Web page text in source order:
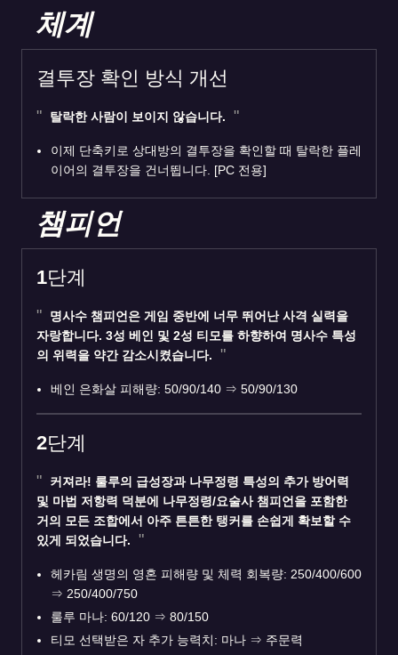
체계
결투장 확인 방식 개선
탈락한 사람이 보이지 않습니다.
이제 단축키로 상대방의 결투장을 확인할 때 탈락한 플레
이어의 결투장을 건너뜁니다. [PC 전용]
챔피언
1단계
명사수 챔피언은 게임 중반에 너무 뛰어난 사격 실력을
자랑합니다. 3성 베인 및 2성 티모를 하향하여 명사수 특성
의 위력을 약간 감소시켰습니다.
베인 은화살 피해량: 50/90/140 ⇒ 50/90/130
2단계
커져라! 룰루의 급성장과 나무정령 특성의 추가 방어력
및 마법 저항력 덕분에 나무정령/요술사 챔피언을 포함한
거의 모든 조합에서 아주 튼튼한 탱커를 손쉽게 확보할 수
있게 되었습니다.
헤카림 생명의 영혼 피해량 및 체력 회복량: 250/400/600
⇒ 250/400/750
룰루 마나: 60/120 ⇒ 80/150
티모 선택받은 자 추가 능력치: 마나 ⇒ 주문력